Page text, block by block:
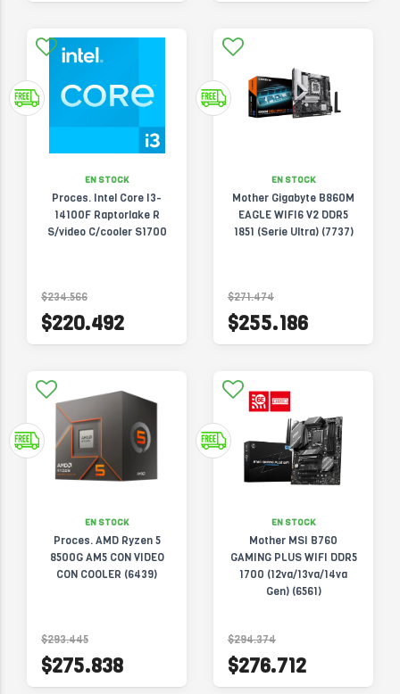
EN STOCK
Proces. Intel Core I3-
14100F Raptorlake R
S/video C/cooler S1700
$234.566
$220.492
EN STOCK
Mother Gigabyte B860M
EAGLE WIFI6 V2 DDR5
1851 (Serie Ultra) (7737)
$271.474
$255.186
EN STOCK
Proces. AMD Ryzen 5
8500G AM5 CON VIDEO
CON COOLER (6439)
$293.445
$275.838
EN STOCK
Mother MSI B760
GAMING PLUS WIFI DDR5
1700 (12va/13va/14va
Gen) (6561)
$294.374
$276.712